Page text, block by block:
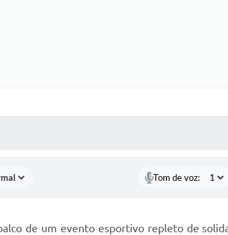
Tom de voz:
de um evento esportivo repleto de